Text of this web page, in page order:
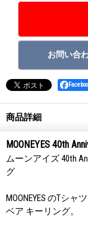
商品詳細
MOONEYES 40th
ムーンアイズ 40th
グ
MOONEYES のTシ
ベア キーリング。